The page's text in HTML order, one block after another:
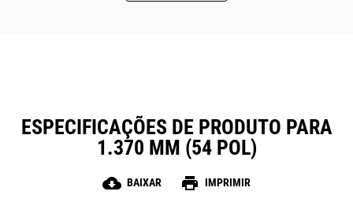
ESPECIFICAÇÕES DE PRODUTO PARA
1.370 MM (54 POL)
cloud_download BAIXAR print IMPRIMIR